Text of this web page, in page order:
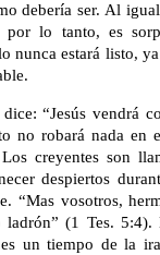
debería ser. Al
lo tanto, es
nunca estará listo,
“Jesús vendrá
no robará nada
creyentes son
despiertos
“Mas vosotros,
ladrón” (1 Tes.
un tiempo de la